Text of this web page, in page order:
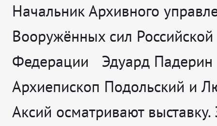
Начальник Архивного
Вооружённых сил Российской
Федерации Эдуард Падерин
Архиепископ Подольский и
Аксий осматривают выставку.